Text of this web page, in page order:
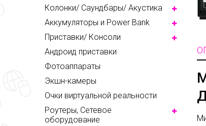
Колонки/ Саундбары/ Акустика
Аккумуляторы и Power Bank
Приставки/ Консоли
Андроид приставки
Фотоаппараты
Экшн-камеры
Очки виртуальной реальности
Роутеры, Сетевое
оборудование